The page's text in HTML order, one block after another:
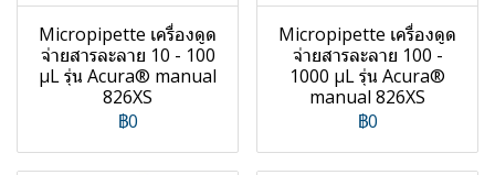
Micropipette เครื่องดูด
จ่ายสารละลาย 10 - 100
µL รุ่น Acura® manual
826XS
฿0
Micropipette เครื่องดูด
จ่ายสารละลาย 100 -
1000 µL รุ่น Acura®
manual 826XS
฿0